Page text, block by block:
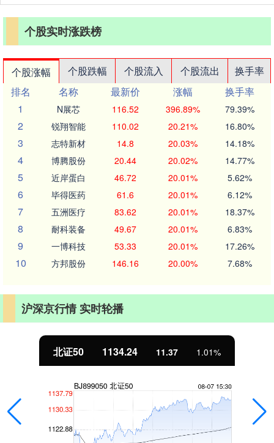
个股实时涨跌榜
个股涨幅 个股跌幅 个股流入 个股流出
换手率
排名
名称 最新价 涨幅
换手率
1
N展芯 116.52 396.89% 79.39%
2 锐翔智能 110.02 20.21% 16.80%
3 志特新材 14.8 20.03% 14.18%
4 博腾股份 20.44 20.02% 14.77%
5 近岸蛋白 46.72 20.01% 5.62%
6 毕得医药 61.6 20.01% 6.12%
7 五洲医疗 83.62 20.01% 18.37%
8 耐科装备 49.67 20.01% 6.83%
9 一博科技 53.33 20.01% 17.26%
10 方邦股份 146.16 20.00% 7.68%
沪深京行情 实时轮播
北证50 1134.24 11.37 1.01%